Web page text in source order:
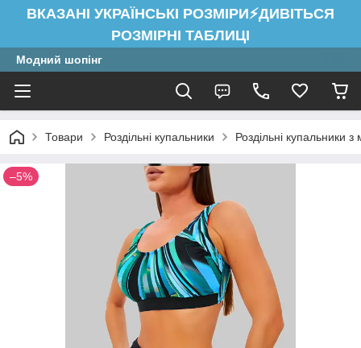
ВКАЗАНІ УКРАЇНСЬКІ РОЗМІРИ⚡ДИВІТЬСЯ
РОЗМІРНІ ТАБЛИЦІ
Модний шопінг
Товари Роздільні купальники Роздільні купальники
–5%